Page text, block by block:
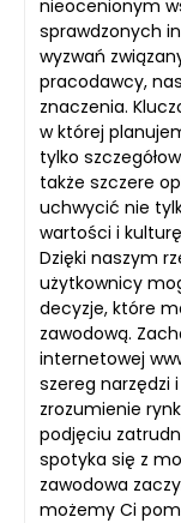
nieocenionym
sprawdzonych
wyzwań
pracodawcy,
znaczenia.
w której
tylko
także szczere
uchwycić nie
wartości i
Dzięki naszym
użytkownicy
decyzje, które
zawodową.
internetowej
szereg narzędzi
zrozumienie
podjęciu
spotyka się z
zawodowa
możemy Ci